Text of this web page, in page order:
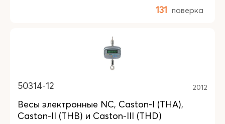
131 поверка
50314-12 2012
Весы электронные NC, Caston-I (THA),
Caston-II (THB) и Caston-III (THD)